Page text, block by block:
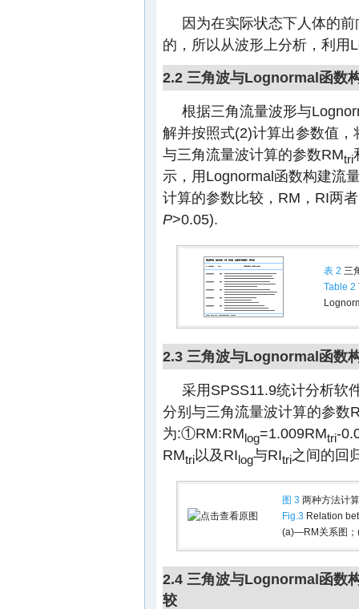
因为在实际状态下人体的
的，所以从波形上分析，利用
2.2 三角波与Lognormal函数
根据三角流量波形与
解并按照式(2)计算出参数值
与三角流量波计算的参数RMtri
示，用Lognormal函数构建流
计算的参数比较，RM，RI两
P>0.05).
表 2 三
Table 2
2.3 三角波与Lognormal函数
采用SPSS11.9统计分析软
分别与三角流量波计算的参数
为:①RM:RMlog=1.009RMtri-
RMtri以及RIlog与RItri之间的回
图 3 两种方法计
Fig.3 Relation
(a)—RM关系图
2.4 三角波与Lognormal函数
较